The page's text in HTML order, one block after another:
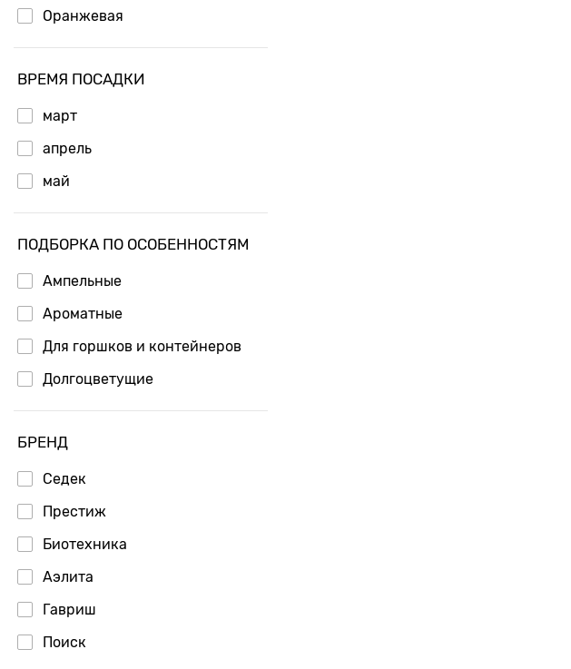
Оранжевая
ВРЕМЯ ПОСАДКИ
март
апрель
май
ПОДБОРКА ПО ОСОБЕННОСТЯМ
Ампельные
Ароматные
Для горшков и контейнеров
Долгоцветущие
БРЕНД
Седек
Престиж
Биотехника
Аэлита
Гавриш
Поиск